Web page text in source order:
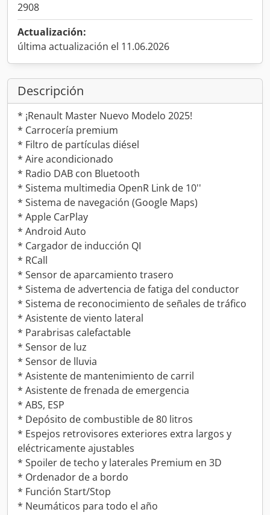
2908
Actualización:
última actualización el 11.06.2026
Descripción
* ¡Renault Master Nuevo Modelo 2025!
* Carrocería premium
* Filtro de partículas diésel
* Aire acondicionado
* Radio DAB con Bluetooth
* Sistema multimedia OpenR Link de 10''
* Sistema de navegación (Google Maps)
* Apple CarPlay
* Android Auto
* Cargador de inducción QI
* RCall
* Sensor de aparcamiento trasero
* Sistema de advertencia de fatiga del conductor
* Sistema de reconocimiento de señales de tráfico
* Asistente de viento lateral
* Parabrisas calefactable
* Sensor de luz
* Sensor de lluvia
* Asistente de mantenimiento de carril
* Asistente de frenada de emergencia
* ABS, ESP
* Depósito de combustible de 80 litros
* Espejos retrovisores exteriores extra largos y
eléctricamente ajustables
* Spoiler de techo y laterales Premium en 3D
* Ordenador de a bordo
* Función Start/Stop
* Neumáticos para todo el año